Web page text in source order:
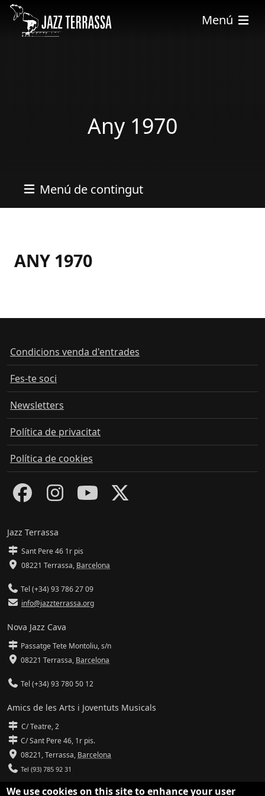
Skip to main content
Menú
Any 1970
Menú de contingut
ANY 1970
Condicions venda d'entrades
Fes-te soci
Newsletters
Política de privacitat
Política de cookies
Jazz Terrassa
Sant Pere 46 1r pis
08221 Terrassa, Barcelona
Tel (+34) 93 786 27 09
info@jazzterrassa.org
Nova Jazz Cava
Passatge Tete Montoliu, s/n
08221 Terrassa, Barcelona
Tel (+34) 93 780 50 12
Amics de les Arts i Joventuts Musicals
C/ Teatre, 2
C/ Sant Pere 46, 1r pis.
08221,Terrassa, Barcelona
Tel (93) 785 92 31
info@amicsdelesarts-jjmm.cat
We use cookies on this site to enhance your user